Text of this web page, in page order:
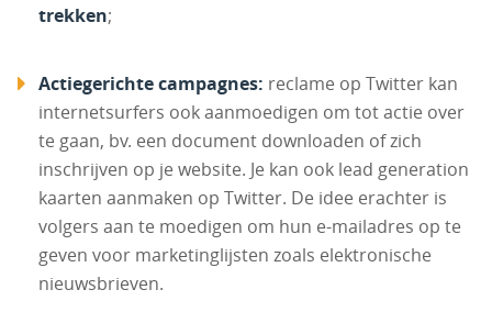
trekken;
Actiegerichte campagnes: reclame op Twitter kan
internetsurfers ook aanmoedigen om tot actie over
te gaan, bv. een document downloaden of zich
inschrijven op je website. Je kan ook lead generation
kaarten aanmaken op Twitter. De idee erachter is
volgers aan te moedigen om hun e-mailadres op te
geven voor marketinglijsten zoals elektronische
nieuwsbrieven.